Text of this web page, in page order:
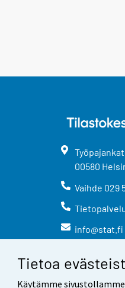
Tietoa
Käytämme
00580
Vaihde 029
info@stat.fi